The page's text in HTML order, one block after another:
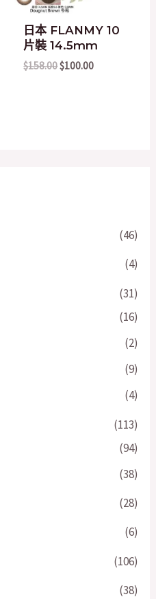
(46)
(4)
(31)
(16)
(2)
(9)
(4)
(113)
(94)
(38)
(28)
(6)
(106)
(38)
日本 FLANMY 10
片裝 14.5mm
$158.00$100.00